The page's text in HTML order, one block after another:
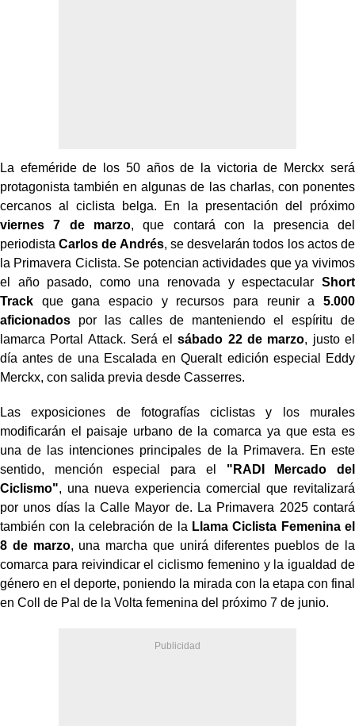
La efeméride de los 50 años de la victoria de Merckx será
protagonista también en algunas de las charlas, con ponentes
cercanos al ciclista belga. En la presentación del próximo
viernes 7 de marzo, que contará con la presencia del
periodistaCarlos de Andrés, se desvelarán todos los actos de
la Primavera Ciclista. Se potencian actividades que ya vivimos
el año pasado, como una renovada y espectacular Short
Track que gana espacio y recursos para reunir a 5.000
aficionados por las calles de manteniendo el espíritu de
lamarca Portal Attack. Será el sábado 22 de marzo, justo el
día antes de una Escalada en Queralt edición especial Eddy
Merckx, con salida previa desde Casserres.
Las exposiciones de fotografías ciclistas y los murales
modificarán el paisaje urbano de la comarca ya que esta es
una de las intenciones principales de la Primavera. En este
sentido, mención especial para el "RADI Mercado del
Ciclismo", una nueva experiencia comercial que revitalizará
por unos días la Calle Mayor de. La Primavera 2025 contará
también con la celebración de la Llama Ciclista Femenina el
8 de marzo, una marcha que unirá diferentes pueblos de la
comarca para reivindicar el ciclismo femenino y la igualdad de
género en el deporte, poniendo la mirada con la etapa con final
en Coll de Pal de la Volta femenina del próximo 7 de junio.